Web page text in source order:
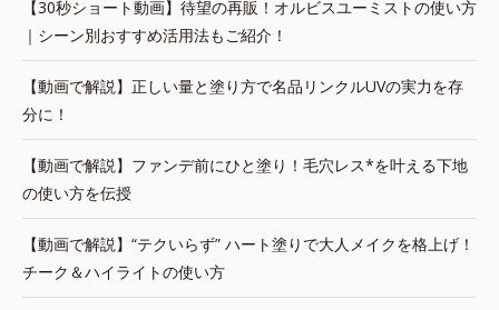
【30秒ショート動画】待望の再販！オルビスユーミストの使い方
｜シーン別おすすめ活用法もご紹介！
【動画で解説】正しい量と塗り方で名品リンクルUVの実力を存
分に！
【動画で解説】ファンデ前にひと塗り！毛穴レス*を叶える下地
の使い方を伝授
【動画で解説】“テクいらず” ハート塗りで大人メイクを格上げ！
チーク＆ハイライトの使い方